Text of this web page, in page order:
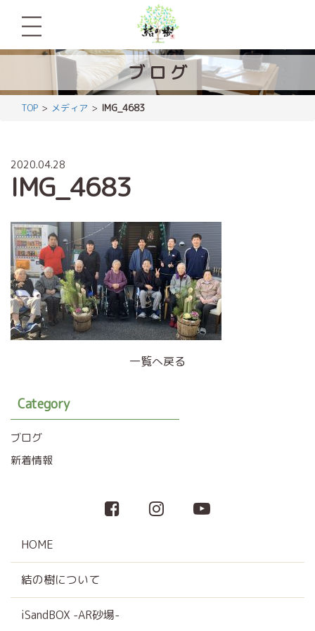
ブロ グ
TOP メディア IMG_4683
2020.04.28
IMG_4683
一覧へ戻る
Category
ブログ
新着情報
HOME
結の樹について
iSandBOX -AR砂場-